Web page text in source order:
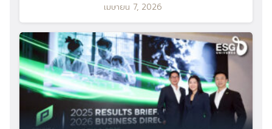
เมษายน 7, 2026